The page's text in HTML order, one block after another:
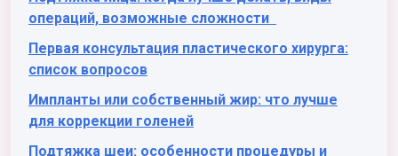
операций, возможные сложности
Первая консультация пластического хирурга:
список вопросов
Импланты или собственный жир: что лучше
для коррекции голеней
Подтяжка шеи: особенности процедуры и